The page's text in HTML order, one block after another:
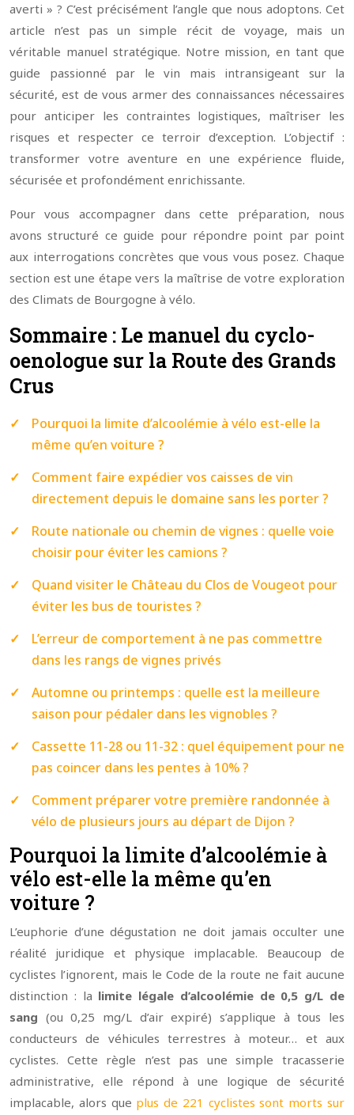
averti » ? C’est précisément l’angle que nous adoptons. Cet
article n’est pas un simple récit de voyage, mais un
véritable manuel stratégique. Notre mission, en tant que
guide passionné par le vin mais intransigeant sur la
sécurité, est de vous armer des connaissances nécessaires
pour anticiper les contraintes logistiques, maîtriser les
risques et respecter ce terroir d’exception. L’objectif :
transformer votre aventure en une expérience fluide,
sécurisée et profondément enrichissante.
Pour vous accompagner dans cette préparation, nous
avons structuré ce guide pour répondre point par point
aux interrogations concrètes que vous vous posez. Chaque
section est une étape vers la maîtrise de votre exploration
des Climats de Bourgogne à vélo.
Sommaire : Le manuel du cyclo-
oenologue sur la Route des Grands
Crus
Pourquoi la limite d’alcoolémie à vélo est-elle la
même qu’en voiture ?
Comment faire expédier vos caisses de vin
directement depuis le domaine sans les porter ?
Route nationale ou chemin de vignes : quelle voie
choisir pour éviter les camions ?
Quand visiter le Château du Clos de Vougeot pour
éviter les bus de touristes ?
L’erreur de comportement à ne pas commettre
dans les rangs de vignes privés
Automne ou printemps : quelle est la meilleure
saison pour pédaler dans les vignobles ?
Cassette 11-28 ou 11-32 : quel équipement pour ne
pas coincer dans les pentes à 10% ?
Comment préparer votre première randonnée à
vélo de plusieurs jours au départ de Dijon ?
Pourquoi la limite d’alcoolémie à
vélo est-elle la même qu’en
voiture ?
L’euphorie d’une dégustation ne doit jamais occulter une
réalité juridique et physique implacable. Beaucoup de
cyclistes l’ignorent, mais le Code de la route ne fait aucune
distinction : la limite légale d’alcoolémie de 0,5 g/L de
sang (ou 0,25 mg/L d’air expiré) s’applique à tous les
conducteurs de véhicules terrestres à moteur… et aux
cyclistes. Cette règle n’est pas une simple tracasserie
administrative, elle répond à une logique de sécurité
implacable, alors que plus de 221 cyclistes sont morts sur